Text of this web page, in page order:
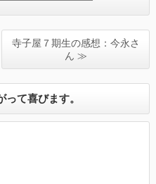
寺子屋７期生の感想：今永さ
ん ≫
て喜びます。